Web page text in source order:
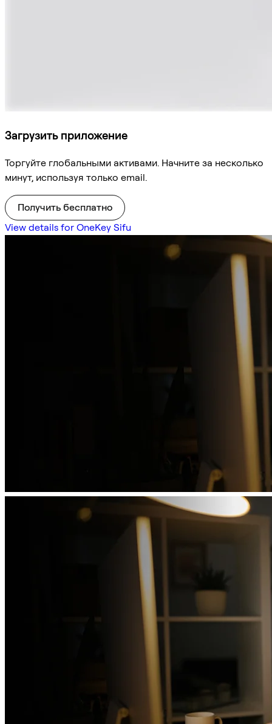
Загрузить приложение
Торгуйте глобальными активами. Начните за несколько
минут, используя только email.
Получить бесплатно
View details for OneKey Sifu